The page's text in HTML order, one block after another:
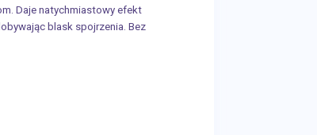
Daje natychmiastowy efekt
blask spojrzenia. Bez